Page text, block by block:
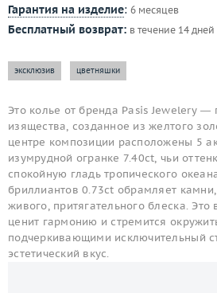
Гарантия на изделие: 6 месяцев
Бесплатный возврат: в течение 14 дней
эксклюзив цветняшки
Это колье от бренда Pasis Jewelery
изящества, созданное из желтого
центре композиции расположены 5
изумрудной огранке 7.40ct, чьи
спокойную гладь тропического
бриллиантов 0.73ct обрамляет
живого, притягательного блеска. Это
ценит гармонию и стремится
подчеркивающими исключительный
эстетический вкус.